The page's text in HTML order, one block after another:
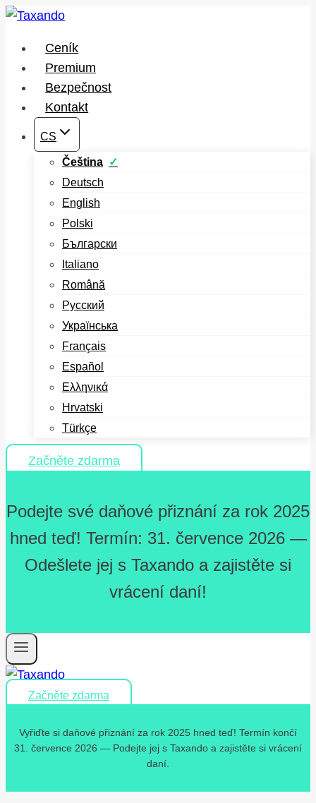
Přeskočit
obsah
Ceník
Premium
Bezpečnost
Kontakt
CS
Čeština
Deutsch
English
Polski
Български
Italiano
Română
Русский
Українська
Français
Español
Ελληνικά
Hrvatski
Türkçe
Začněte zdarma
Podejte své daňové přiznání za rok 2025
hned teď! Termín: 31. července 2026 —
Odešlete jej s Taxando a zajistěte si
vrácení daní!
Začněte zdarma
Vyřiďte si daňové přiznání za rok 2025 hned teď! Termín končí
31. července 2026 — Podejte jej s Taxando a zajistěte si vrácení
daní.